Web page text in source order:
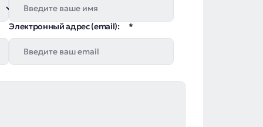
Электронный адрес (email):